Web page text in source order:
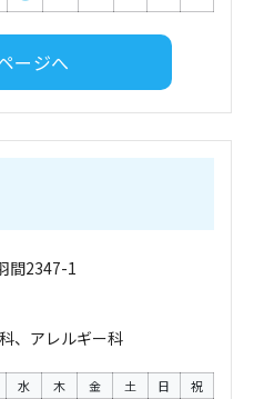
ージへ
間2347-1
、アレルギー科
水 木 金 土 日 祝